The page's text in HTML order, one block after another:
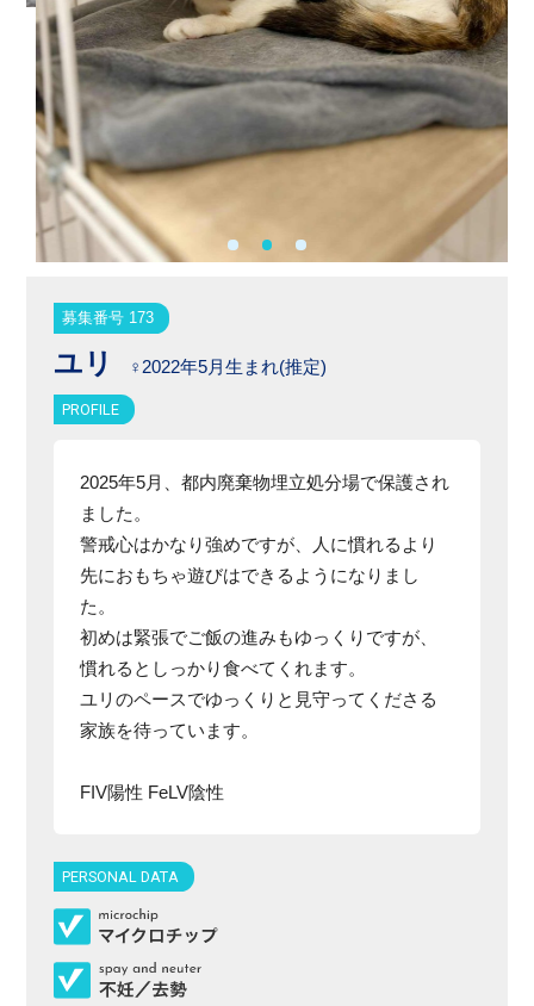
募集番号 173
ユリ ♀2022年5月生まれ(推定)
PROFILE
2025年5月、都内廃棄物埋立処分場で保護され
ました。
警戒心はかなり強めですが、人に慣れるより
先におもちゃ遊びはできるようになりまし
た。
初めは緊張でご飯の進みもゆっくりですが、
慣れるとしっかり食べてくれます。
ユリのペースでゆっくりと見守ってくださる
家族を待っています。
FIV陽性 FeLV陰性
PERSONAL DATA